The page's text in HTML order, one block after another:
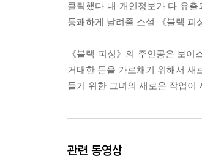
클릭했다 내 개인정보가 다 유
통쾌하게 날려줄 소설 《블랙 피
《블랙 피싱》의 주인공은 보
거대한 돈을 가로채기 위해서 새
들기 위한 그녀의 새로운 작업이
관련 동영상